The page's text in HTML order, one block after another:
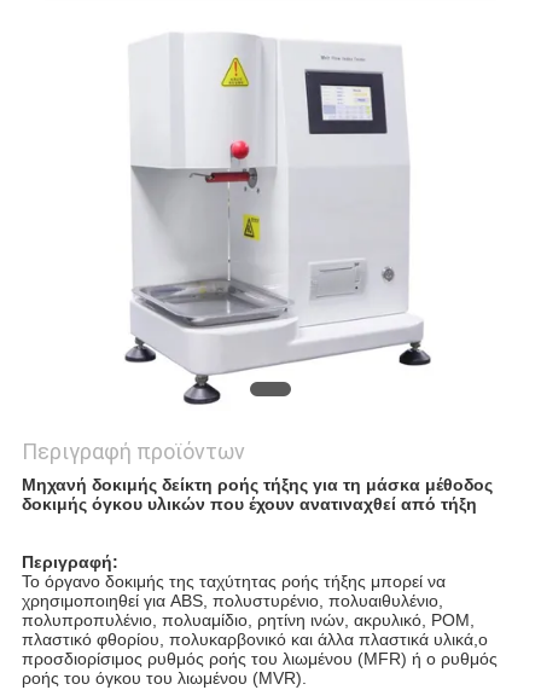
Περιγραφή προϊόντων
Μηχανή δοκιμής δείκτη ροής τήξης για τη μάσκα μέθοδος
δοκιμής όγκου υλικών που έχουν ανατιναχθεί από τήξη
Περιγραφή:
Το όργανο δοκιμής της ταχύτητας ροής τήξης μπορεί να
χρησιμοποιηθεί για ABS, πολυστυρένιο, πολυαιθυλένιο,
πολυπροπυλένιο, πολυαμίδιο, ρητίνη ινών, ακρυλικό, POM,
πλαστικό φθορίου, πολυκαρβονικό και άλλα πλαστικά υλικά,ο
προσδιορίσιμος ρυθμός ροής του λιωμένου (MFR) ή ο ρυθμός
ροής του όγκου του λιωμένου (MVR).